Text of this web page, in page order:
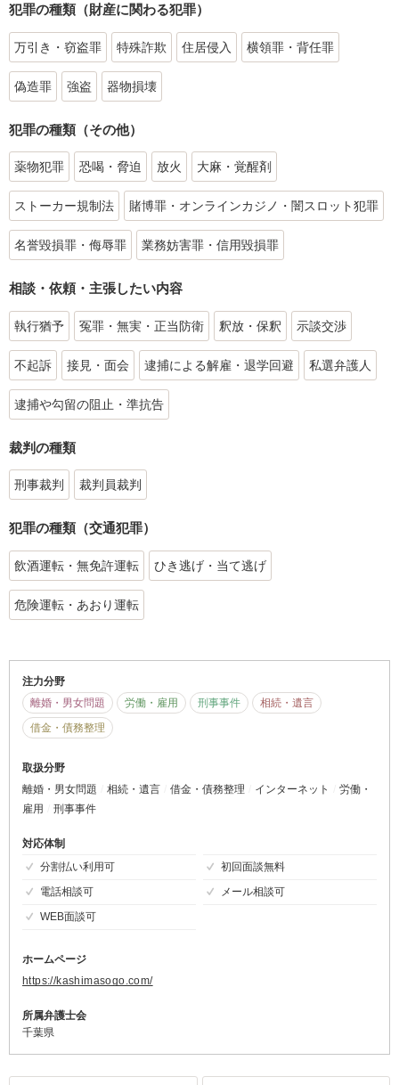
犯罪の種類（財産に関わる犯罪）
万引き・窃盗罪 特殊詐欺 住居侵入 横領罪・背任罪
偽造罪 強盗 器物損壊
犯罪の種類（その他）
薬物犯罪 恐喝・脅迫 放火 大麻・覚醒剤
ストーカー規制法 賭博罪・オンラインカジノ・闇スロット犯罪
名誉毀損罪・侮辱罪 業務妨害罪・信用毀損罪
相談・依頼・主張したい内容
執行猶予 冤罪・無実・正当防衛 釈放・保釈 示談交渉
不起訴 接見・面会 逮捕による解雇・退学回避 私選弁護人
逮捕や勾留の阻止・準抗告
裁判の種類
刑事裁判 裁判員裁判
犯罪の種類（交通犯罪）
飲酒運転・無免許運転 ひき逃げ・当て逃げ
危険運転・あおり運転
注力分野
離婚・男女問題
労働・雇用 刑事事件
相続・遺言
借金・債務整理
取扱分野
離婚・男女問題
相続・遺言 借金・債務整理 インターネット
労働・
雇用
刑事事件
対応体制
分割払い利用可
初回面談無料
電話相談可
メール相談可
WEB面談可
ホームページ
https://kashimasogo.com/
所属弁護士会
千葉県